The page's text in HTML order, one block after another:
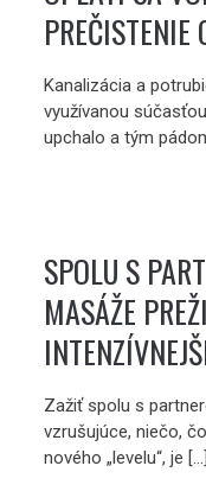
PREČISTENIE
Kanalizácia a
využívanou
upchalo a tým
SPOLU S
MASÁŽE
Zažiť spolu s
vzrušujúce, niečo,
nového „levelu“, je […]